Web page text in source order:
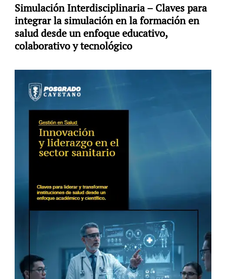
Simulación Interdisciplinaria – Claves para
integrar la simulación en la formación en
salud desde un enfoque educativo,
colaborativo y tecnológico